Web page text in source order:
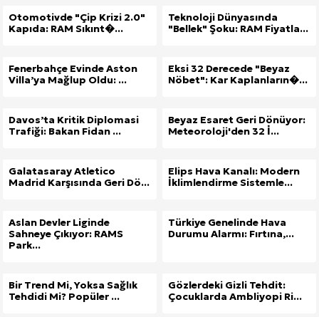
Otomotivde "Çip Krizi 2.0"
Kapıda: RAM Sıkınt�...
Teknoloji Dünyasında
"Bellek" Şoku: RAM Fiyatla...
Fenerbahçe Evinde Aston
Villa’ya Mağlup Oldu: ...
Eksi 32 Derecede "Beyaz
Nöbet": Kar Kaplanların�...
Davos’ta Kritik Diplomasi
Trafiği: Bakan Fidan ...
Beyaz Esaret Geri Dönüyor:
Meteoroloji'den 32 İ...
Galatasaray Atletico
Madrid Karşısında Geri Dö...
Elips Hava Kanalı: Modern
İklimlendirme Sistemle...
Aslan Devler Liginde
Sahneye Çıkıyor: RAMS
Park...
Türkiye Genelinde Hava
Durumu Alarmı: Fırtına,...
Bir Trend Mi, Yoksa Sağlık
Tehdidi Mi? Popüler ...
Gözlerdeki Gizli Tehdit:
Çocuklarda Ambliyopi Ri...